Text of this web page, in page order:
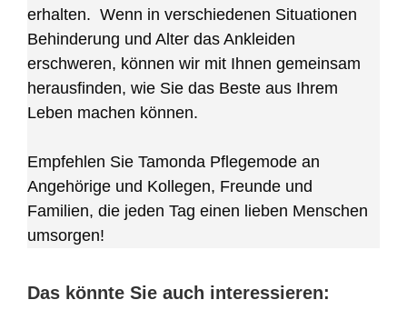
erhalten. Wenn in verschiedenen Situationen
Behinderung und Alter das Ankleiden
erschweren, können wir mit Ihnen gemeinsam
herausfinden, wie Sie das Beste aus Ihrem
Leben machen können.
Empfehlen Sie Tamonda Pflegemode an
Angehörige und Kollegen, Freunde und
Familien, die jeden Tag einen lieben Menschen
umsorgen!
Das könnte Sie auch interessieren: